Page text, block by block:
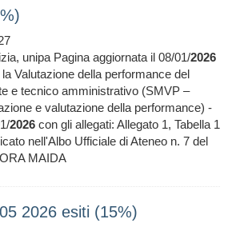
unipa Pagina aggiornata il 08/01/2026
Valutazione della performance del
e tecnico amministrativo (SMVP –
e valutazione della performance) -
2026 con gli allegati: Allegato 1, Tabella 1
nell'Albo Ufficiale di Ateneo n. 7 del
MAIDA
2026 esiti (15%)